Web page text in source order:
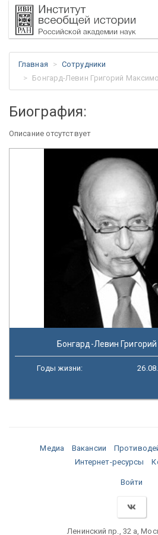
Главная
Сотрудники
Бонгард-Левин Григорий
Биография:
Описание отсутствует
Бонгард-Левин
Годы жизни:
Медиа Вакансии
Интернет-ресурсы
Войти
Ленинский пр., 32 а,